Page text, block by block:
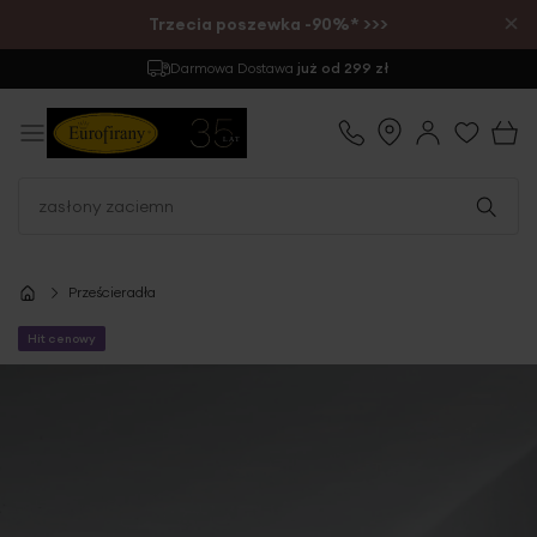
Trzecia poszewka -90%* >>> ×
Darmowa Dostawa już od 299 zł
Prześcieradła
Hit cenowy